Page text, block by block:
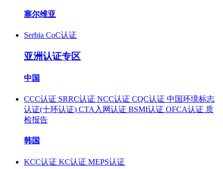
塞尔维亚
Serbia CoC认证
亚洲认证专区
中国
CCC认证 SRRC认证 NCC认证 CQC认证 中国环境标志
认证(十环认证) CTA入网认证 BSMI认证 OFCA认证 质
检报告
韩国
KCC认证 KC认证 MEPS认证